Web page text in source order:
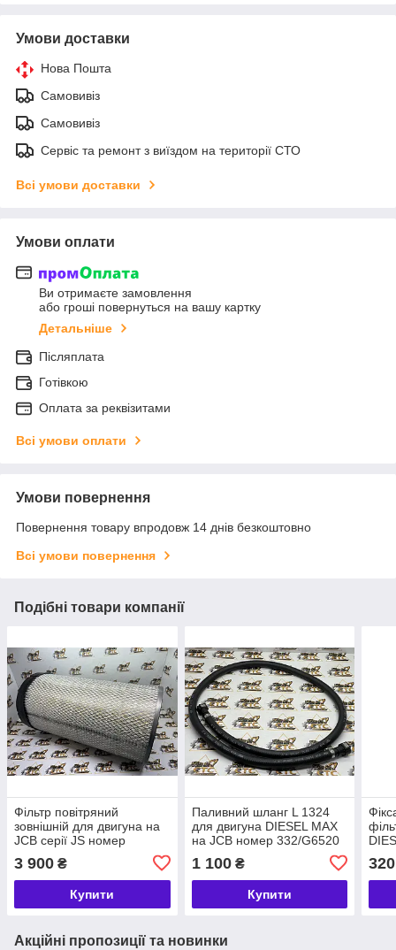
Умови доставки
Нова Пошта
Самовивіз
Самовивіз
Сервіс та ремонт з виїздом на території СТО
Всі умови доставки
Умови оплати
Ви отримаєте замовлення
або гроші повернуться на вашу картку
Детальніше
Післяплата
Готівкою
Оплата за реквізитами
Всі умови оплати
Умови повернення
Повернення товару впродовж 14 днів безкоштовно
Всі умови повернення
Подібні товари компанії
Фільтр повітряний
зовнішній для двигуна на
JCB серії JS номер
3 900 ₴
Купити
Паливний шланг L 1324
для двигуна DIESEL MAX
на JCB номер 332/G6520
1 100₴
Купити
320
Акційні пропозиції та новинки